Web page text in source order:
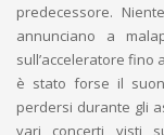
predecessore.
annunciano a
sull’acceleratore fino
è stato forse il
perdersi durante gli
vari concerti visti